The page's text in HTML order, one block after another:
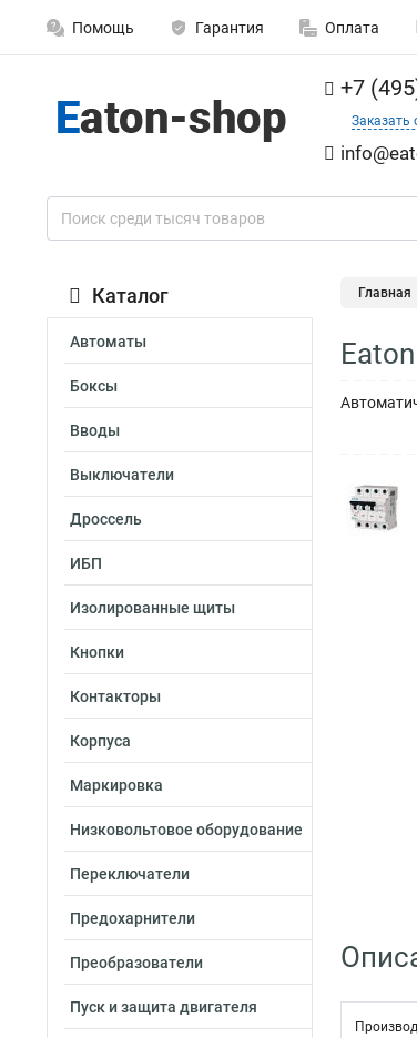
Помощь Гарантия Оплата
+7
Заказать
Каталог
Автоматы
Боксы
Вводы
Выключатели
Дроссель
ИБП
Изолированные щиты
Кнопки
Контакторы
Корпуса
Маркировка
Низковольтовое оборудование
Переключатели
Предохарнители
Преобразователи
Пуск и защита двигателя
Главная